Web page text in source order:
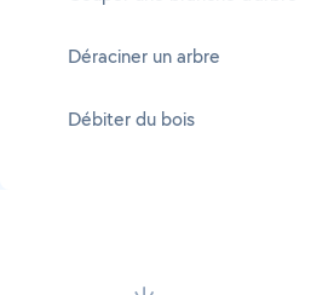
Déraciner un arbre
Débiter du bois